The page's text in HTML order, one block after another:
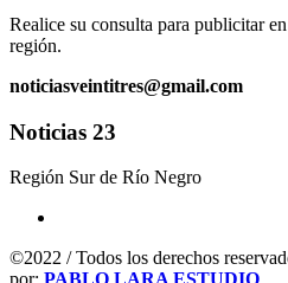
Realice su consulta para publicitar
región.
noticiasveintitres@gmail.com
Noticias 23
Región Sur de Río Negro
©2022 / Todos los derechos